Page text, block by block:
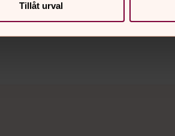
Tillåt urval